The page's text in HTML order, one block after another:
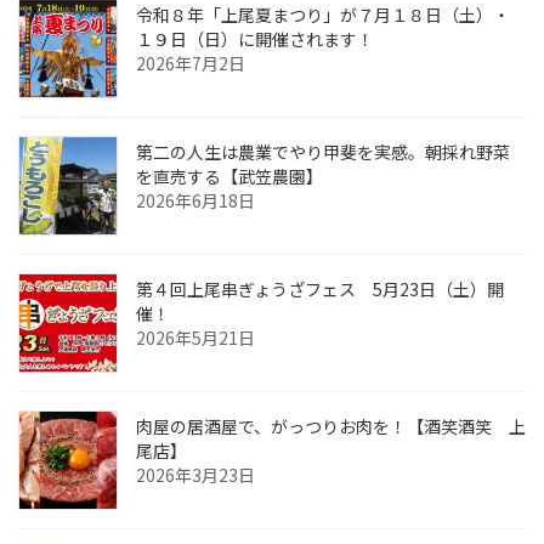
令和８年「上尾夏まつり」が７月１８日（土）・
１９日（日）に開催されます！
2026年7月2日
第二の人生は農業でやり甲斐を実感。朝採れ野菜
を直売する【武笠農園】
2026年6月18日
第４回上尾串ぎょうざフェス 5月23日（土）開
催！
2026年5月21日
肉屋の居酒屋で、がっつりお肉を！【酒笑酒笑 上
尾店】
2026年3月23日